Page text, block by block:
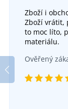
Zboží i
Zboží vrátit,
to moc líto,
materiálu.
Ověřený